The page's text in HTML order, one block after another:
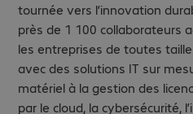
tournée vers l’innovation
près de 1 100 collaborateurs
les entreprises de toutes
avec des solutions IT sur
matériel à la gestion des
par le cloud, la cybersécurité,